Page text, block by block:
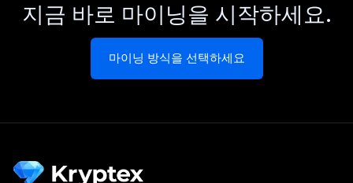
지금 바로 마이닝을 시작하세요.
마이닝 방식을 선택하세요